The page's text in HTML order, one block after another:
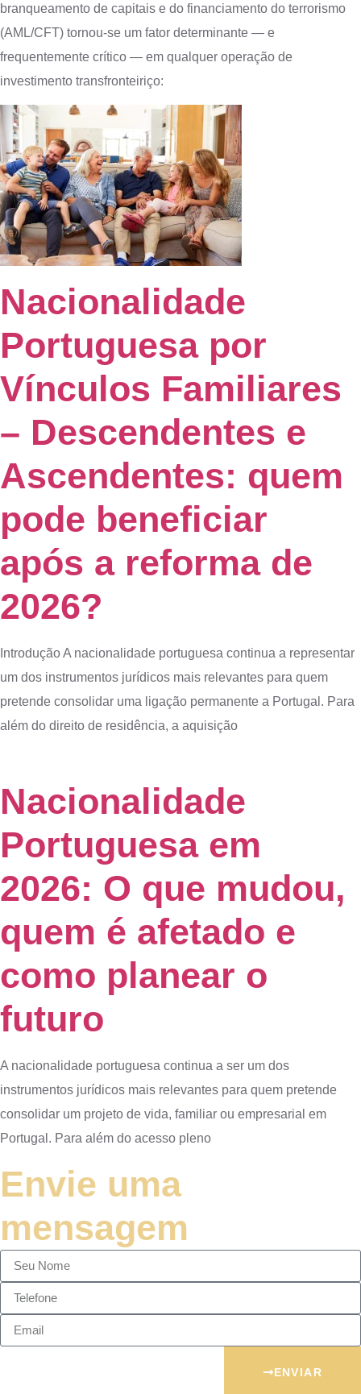
branqueamento de capitais e do financiamento do terrorismo
(AML/CFT) tornou-se um fator determinante — e
frequentemente crítico — em qualquer operação de
investimento transfronteiriço:
Nacionalidade
Portuguesa por
Vínculos Familiares
– Descendentes e
Ascendentes: quem
pode beneficiar
após a reforma de
2026?
Introdução A nacionalidade portuguesa continua a representar
um dos instrumentos jurídicos mais relevantes para quem
pretende consolidar uma ligação permanente a Portugal. Para
além do direito de residência, a aquisição
Nacionalidade
Portuguesa em
2026: O que mudou,
quem é afetado e
como planear o
futuro
A nacionalidade portuguesa continua a ser um dos
instrumentos jurídicos mais relevantes para quem pretende
consolidar um projeto de vida, familiar ou empresarial em
Portugal. Para além do acesso pleno
Envie uma
mensagem
ENVIAR